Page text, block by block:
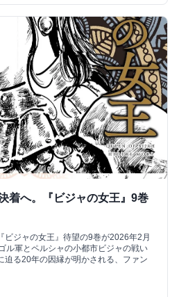
着へ。『ビジャの女王』9巻
ビジャの女王』待望の9巻が2026年2月
ル軍とペルシャの小都市ビジャの戦い
迫る20年の因縁が明かされる、ファン